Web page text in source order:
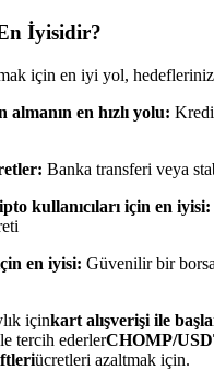
Olun
İyisidir?
için en iyi yol,
almanın en hızlı yolu:
Banka transferi veya
kullanıcıları için en iyisi:
en iyisi: Güvenilir bir borsa
içinkart alışverişi ile
tercih ederlerCHOMP/
ücretleri azaltmak için.